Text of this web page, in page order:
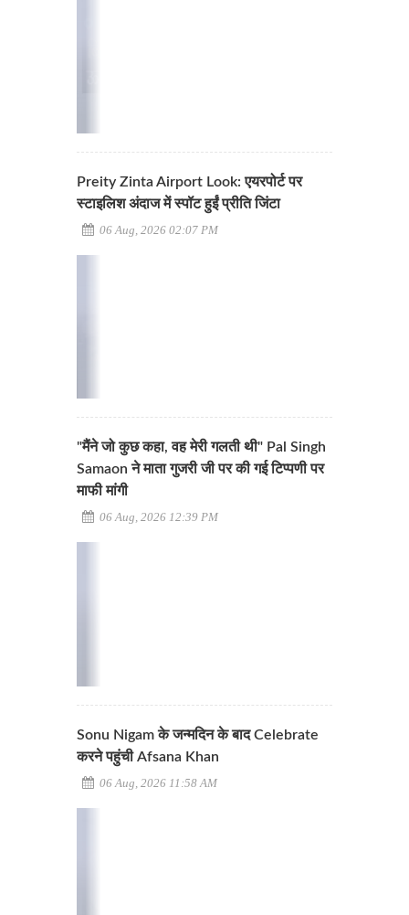
Preity Zinta Airport Look: एयरपोर्ट पर
स्टाइलिश अंदाज में स्पॉट हुईं प्रीति जिंटा
06 Aug, 2026 02:07 PM
"मैंने जो कुछ कहा, वह मेरी गलती थी" Pal Singh
Samaon ने माता गुजरी जी पर की गई टिप्पणी पर
माफी मांगी
06 Aug, 2026 12:39 PM
Sonu Nigam के जन्मदिन के बाद Celebrate
करने पहुंची Afsana Khan
06 Aug, 2026 11:58 AM